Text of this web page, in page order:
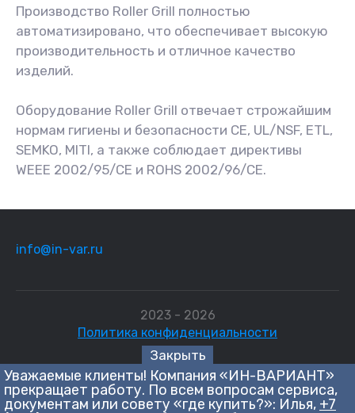
Производство Roller Grill полностью
автоматизировано, что обеспечивает высокую
производительность и отличное качество
изделий.
Оборудование Roller Grill отвечает строжайшим
нормам гигиены и безопасности CE, UL/NSF, ETL,
SEMKO, MITI, а также соблюдает директивы
WEEE 2002/95/CE и ROHS 2002/96/CE.
info@in-var.ru
2023 - 2026
Политика конфиденциальности
Сайт создан в:megagroup.ru
Закрыть
Уважаемые клиенты! Компания «ИН-ВАРИАНТ»
прекращает работу. По всем вопросам сервиса,
документам или совету «где купить?»: Илья, +7